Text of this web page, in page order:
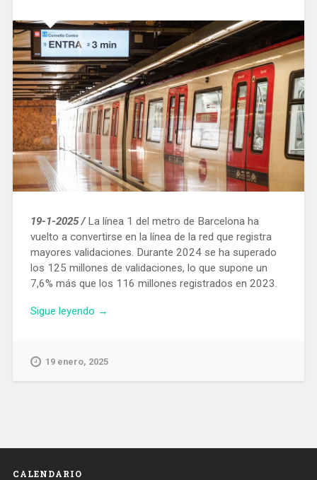
19-1-2025 /La línea 1 del metro de Barcelona ha
vuelto a convertirse en la línea de la red que registra
mayores validaciones. Durante 2024 se ha superado
los 125 millones de validaciones, lo que supone un
7,6% más que los 116 millones registrados en 2023.
Sigue leyendo «La
del
más
→
19 enero, 2025
CALENDARIO